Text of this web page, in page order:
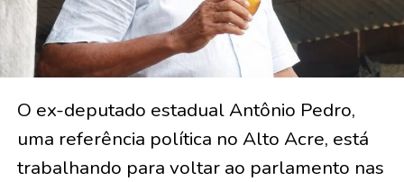
O ex-deputado estadual Antônio Pedro,
uma referência política no Alto Acre, está
trabalhando para voltar ao parlamento nas